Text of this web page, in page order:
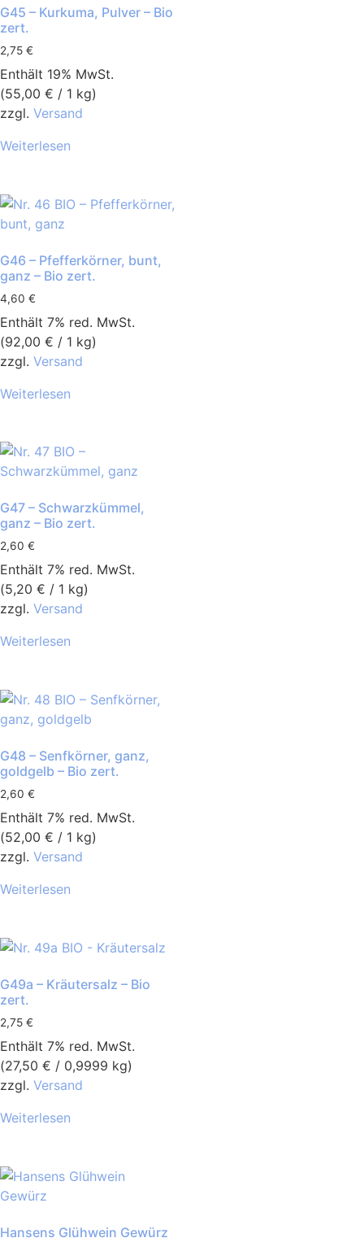
G45 – Kurkuma, Pulver – Bio
zert.
2,75 €
Enthält 19% MwSt.
(55,00 € / 1 kg)
zzgl. Versand
Weiterlesen
G46 – Pfefferkörner, bunt,
ganz – Bio zert.
4,60 €
Enthält 7% red. MwSt.
(92,00 € / 1 kg)
zzgl. Versand
Weiterlesen
G47 – Schwarzkümmel,
ganz – Bio zert.
2,60 €
Enthält 7% red. MwSt.
(5,20 € / 1 kg)
zzgl. Versand
Weiterlesen
G48 – Senfkörner, ganz,
goldgelb – Bio zert.
2,60 €
Enthält 7% red. MwSt.
(52,00 € / 1 kg)
zzgl. Versand
Weiterlesen
G49a – Kräutersalz – Bio
zert.
2,75 €
Enthält 7% red. MwSt.
(27,50 € / 0,9999 kg)
zzgl. Versand
Weiterlesen
Hansens Glühwein Gewürz